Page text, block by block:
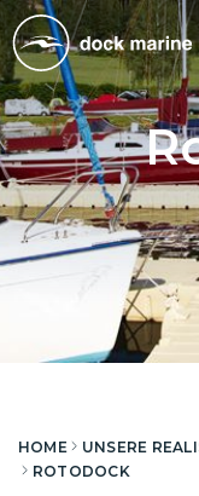
HOME UNSERE
ROTODOCK